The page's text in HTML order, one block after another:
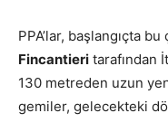
PPA’lar, başlangıçta
Fincantieri tarafından
130 metreden uzun
gemiler, gelecekteki